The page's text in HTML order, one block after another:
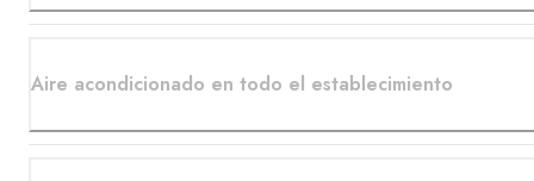
Aire acondicionado en todo el establecimiento